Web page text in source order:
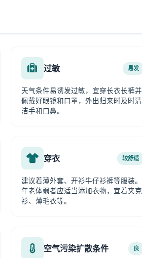
过敏 易发
天气条件易诱发过敏，宜穿长衣长裤并
佩戴好眼镜和口罩，外出归来时及时清
洁手和口鼻。
穿衣 较舒适
建议着薄外套、开衫牛仔衫裤等服装。
年老体弱者应适当添加衣物，宜着夹克
衫、薄毛衣等。
空气污染扩散条件 良